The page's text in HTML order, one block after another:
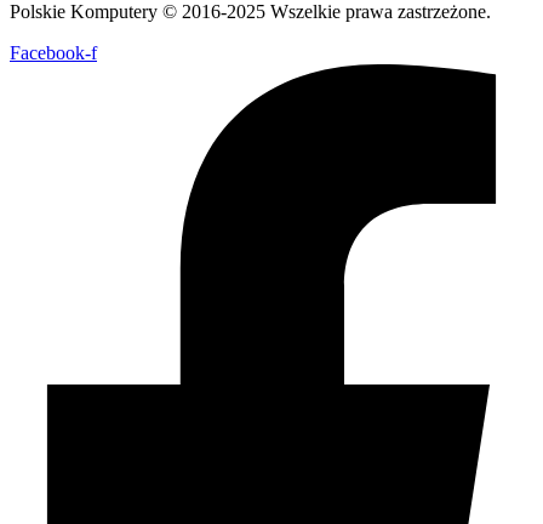
Polskie Komputery © 2016-2025 Wszelkie prawa zastrzeżone.
Facebook-f